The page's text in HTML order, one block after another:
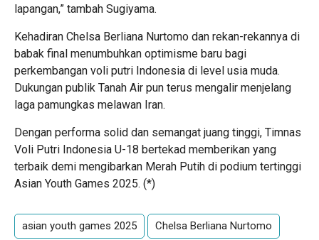
lapangan,” tambah Sugiyama.
Kehadiran Chelsa Berliana Nurtomo dan rekan-rekannya di
babak final menumbuhkan optimisme baru bagi
perkembangan voli putri Indonesia di level usia muda.
Dukungan publik Tanah Air pun terus mengalir menjelang
laga pamungkas melawan Iran.
Dengan performa solid dan semangat juang tinggi, Timnas
Voli Putri Indonesia U-18 bertekad memberikan yang
terbaik demi mengibarkan Merah Putih di podium tertinggi
Asian Youth Games 2025. (*)
asian youth games 2025 Chelsa Berliana Nurtomo